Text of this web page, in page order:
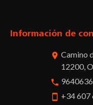
Información de
room Camino
12200,
phone
smartphone +34 607